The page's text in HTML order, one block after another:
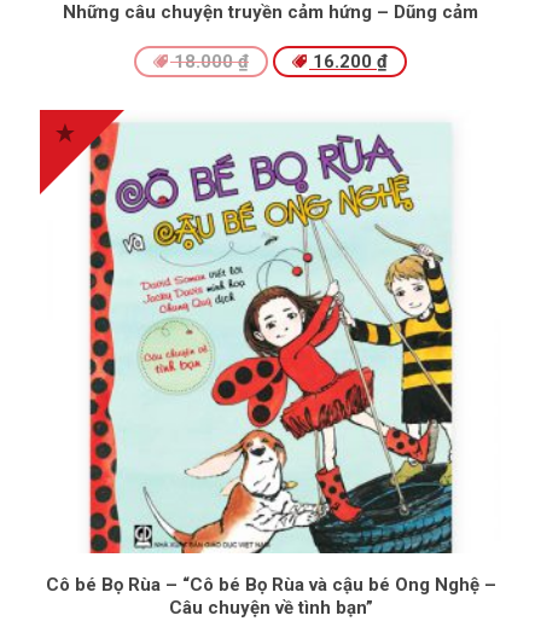
Những câu chuyện truyền cảm hứng – Dũng cảm
18.000₫ 16.200 ₫
Cô bé Bọ Rùa – “Cô bé Bọ Rùa và cậu bé Ong Nghệ –
Câu chuyện về tình bạn”